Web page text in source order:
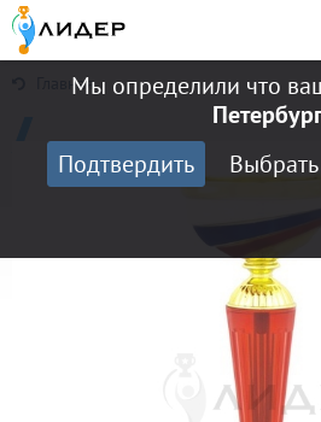
Мы определили что
Подтвердить
Главная